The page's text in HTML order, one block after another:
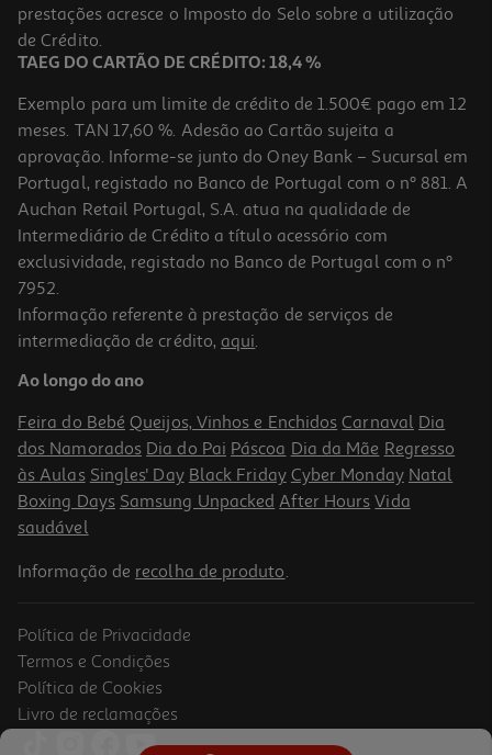
Price reduced from
5,19 €to
3,86 €
Promoção
prestações acresce o Imposto do Selo sobre a utilização
de Crédito.
TAEG DO CARTÃO DE CRÉDITO: 18,4 %
Exemplo para um limite de crédito de 1.500€ pago em 12
meses. TAN 17,60 %. Adesão ao Cartão sujeita a
aprovação. Informe-se junto do Oney Bank – Sucursal em
Portugal, registado no Banco de Portugal com o nº 881. A
Auchan Retail Portugal, S.A. atua na qualidade de
Intermediário de Crédito a título acessório com
exclusividade, registado no Banco de Portugal com o nº
7952.
Informação referente à prestação de serviços de
intermediação de crédito, aqui.
Ao longo do ano
Feira do Bebé Queijos, Vinhos e Enchidos Carnaval Dia
dos Namorados Dia do Pai Páscoa Dia da Mãe Regresso
às Aulas Singles' Day Black Friday Cyber Monday Natal
Boxing Days Samsung Unpacked After Hours Vida
saudável
Informação de recolha de produto.
Política de Privacidade
Termos e Condições
Política de Cookies
Livro de reclamações